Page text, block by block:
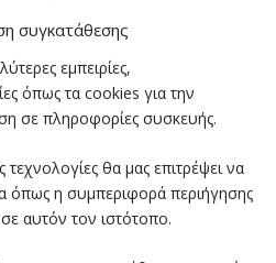
συγκατάθεσης
εμπειρίες,
όπως τα cookies για την
σε πληροφορίες συσκευής.
θα μας επιτρέψει να
όπως η συμπεριφορά περιήγησης
αυτόν τον ιστότοπο.